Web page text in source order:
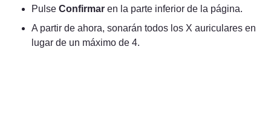
Pulse Confirmar en la parte inferior de la página.
A partir de ahora, sonarán todos los X auriculares en
lugar de un máximo de 4.